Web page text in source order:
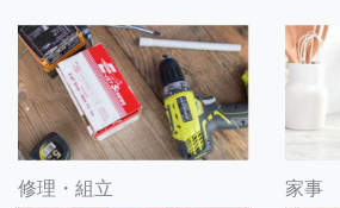
修理・組立 家事